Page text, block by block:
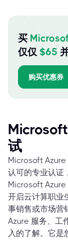
买
仅仅 $65
购买优惠券
试
Microsoft
认可的专业认证
Microsoft Azure
开启云计算职业
事销售或市场营
Azure 服务、工
入的了解。它是